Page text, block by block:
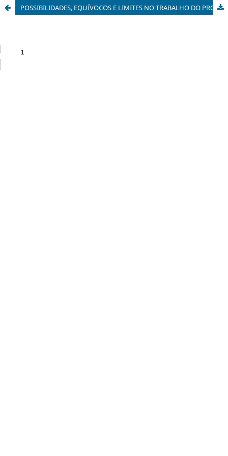
POSSIBILIDADES, EQUÍVOCOS E LIMITES NO TRABALHO DO PROFESSOR/PESQUISADOR - ENFOQUE EM CIÊNCIAS